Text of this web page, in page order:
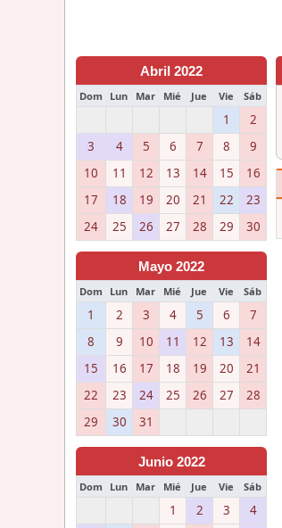
Abril 2022
Dom Lun Mar Mié Jue Vie Sáb
1
2
3
4 5 6 7 8
9
10
11 12 13 14 15
16
17
18 19 20 21 22
23
24
25 26 27 28 29 30
Mayo 2022
Dom Lun Mar Mié Jue Vie Sáb
1 2 3 4 5 6
7
8
9 10 11 12 13
14
15
16 17 18 19 20
21
22
23 24 25 26 27
28
29
30 31
Junio 2022
Dom Lun Mar Mié Jue Vie Sáb
1 2 3 4